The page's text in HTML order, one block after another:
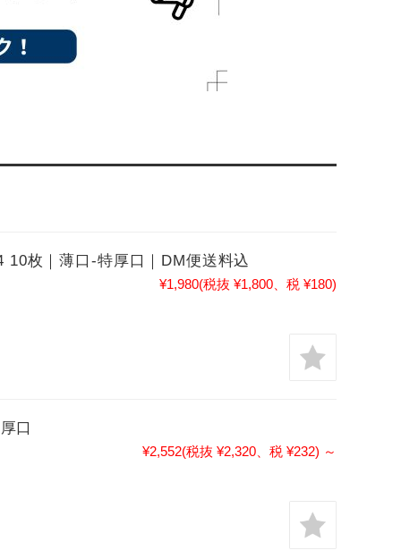
10枚｜薄口-特厚口｜DM便送料込
¥1,980(税抜 ¥1,800、税 ¥180)
口
¥2,552(税抜 ¥2,320、税 ¥232) ～